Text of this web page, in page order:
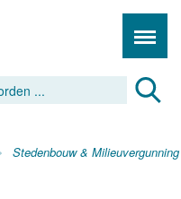
Stedenbouw & Milieuvergunning